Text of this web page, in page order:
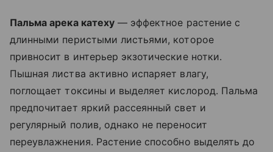
Пальма арека катеху— эффектное растение с
длинными перистыми листьями, которое
привносит в интерьер экзотические нотки.
Пышная листва активно испаряет влагу,
поглощает токсины и выделяет кислород. Пальма
предпочитает яркий рассеянный свет и
регулярный полив, однако не переносит
переувлажнения. Растение способно выделять до